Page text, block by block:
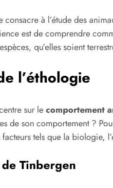
à l’étude des
est de comprendre
qu’elles soient
l’éthologie
sur lecomportement
de son comportement ?
tels que la biologie,
Tinbergen